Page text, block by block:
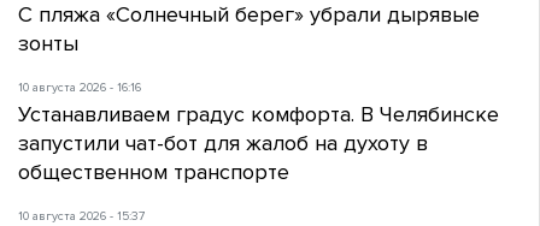
С пляжа «Солнечный берег» убрали дырявые
зонты
10 августа 2026 - 16:16
Устанавливаем градус комфорта. В Челябинске
запустили чат-бот для жалоб на духоту в
общественном транспорте
10 августа 2026 - 15:37